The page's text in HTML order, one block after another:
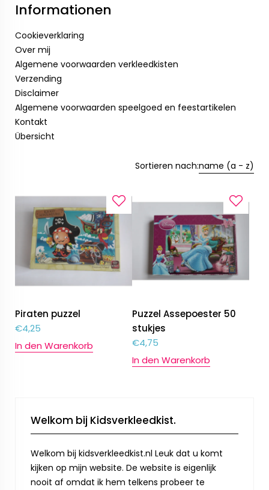
Informationen
Cookieverklaring
Over mij
Algemene voorwaarden verkleedkisten
Verzending
Disclaimer
Algemene voorwaarden speelgoed en feestartikelen
Kontakt
Übersicht
Sortieren nach:name (a - z)
Piraten puzzel
€4,25
In den Warenkorb
Puzzel Assepoester 50
stukjes
€4,75
In den Warenkorb
Welkom bij Kidsverkleedkist.
Welkom bij kidsverkleedkist.nl Leuk dat u komt
kijken op mijn website. De website is eigenlijk
nooit af omdat ik hem telkens probeer te